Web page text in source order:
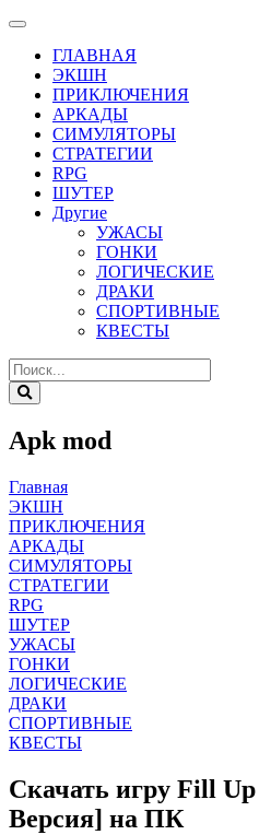
ГЛАВНАЯ
ЭКШН
ПРИКЛЮЧЕНИЯ
АРКАДЫ
СИМУЛЯТОРЫ
СТРАТЕГИИ
RPG
ШУТЕР
Другие
УЖАСЫ
ГОНКИ
ЛОГИЧЕСКИЕ
ДРАКИ
СПОРТИВНЫЕ
КВЕСТЫ
Apk mod
Главная
ЭКШН
ПРИКЛЮЧЕНИЯ
АРКАДЫ
СИМУЛЯТОРЫ
СТРАТЕГИИ
RPG
ШУТЕР
УЖАСЫ
ГОНКИ
ЛОГИЧЕСКИЕ
ДРАКИ
СПОРТИВНЫЕ
КВЕСТЫ
Скачать игру Fill
Версия] на ПК